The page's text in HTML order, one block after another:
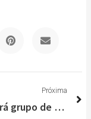
Próxima
Senac terá grupo de estudos sobre cultura alimentar